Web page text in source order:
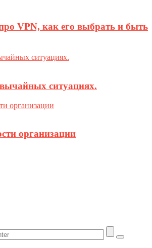
VPN, как его выбрать и быть
ситуациях.
организации